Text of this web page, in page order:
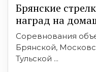
Брянские
наград на
Соревнования
Брянской,
Тульской ...